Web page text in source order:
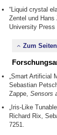
“Liquid crystal
Zentel und Hans
University Press
Zum
„Smart Artificial
Sebastian
Zappe, Sensors
„Iris-Like
Richard Rix,
7251.